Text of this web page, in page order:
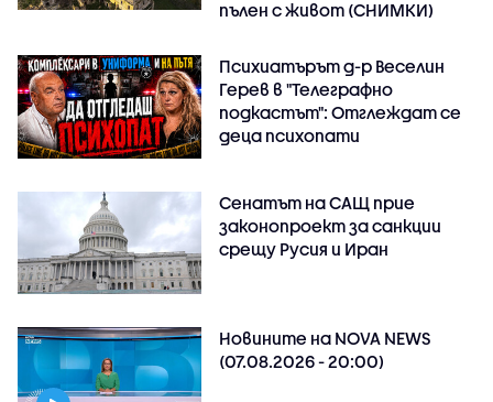
пълен с живот (СНИМКИ)
Психиатърът д-р Веселин
Герев в "Телеграфно
подкастът": Отглеждат се
деца психопати
Сенатът на САЩ прие
законопроект за санкции
срещу Русия и Иран
Новините на NOVA NEWS
(07.08.2026 - 20:00)